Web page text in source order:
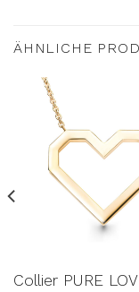
ÄHNLICHE
Collier PURE